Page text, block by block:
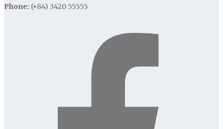
Phone: (+84) 3420 55555